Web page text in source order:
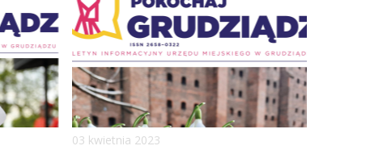
Dodano
03 kwietnia 2023